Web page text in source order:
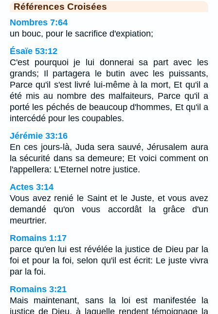
Références Croisées
Nombres 7:64
un bouc, pour le sacrifice d'expiation;
Ésaïe 53:12
C'est pourquoi je lui donnerai sa part avec les
grands; Il partagera le butin avec les puissants,
Parce qu'il s'est livré lui-même à la mort, Et qu'il a
été mis au nombre des malfaiteurs, Parce qu'il a
porté les péchés de beaucoup d'hommes, Et qu'il a
intercédé pour les coupables.
Jérémie 33:16
En ces jours-là, Juda sera sauvé, Jérusalem aura
la sécurité dans sa demeure; Et voici comment on
l'appellera: L'Eternel notre justice.
Actes 3:14
Vous avez renié le Saint et le Juste, et vous avez
demandé qu'on vous accordât la grâce d'un
meurtrier.
Romains 1:17
parce qu'en lui est révélée la justice de Dieu par la
foi et pour la foi, selon qu'il est écrit: Le juste vivra
par la foi.
Romains 3:21
Mais maintenant, sans la loi est manifestée la
justice de Dieu, à laquelle rendent témoignage la